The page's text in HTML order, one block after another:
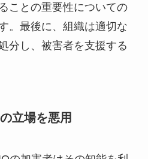
ことの重要性についての
。最後に、組織は適切な
分し、被害者を支援する
立場を悪用